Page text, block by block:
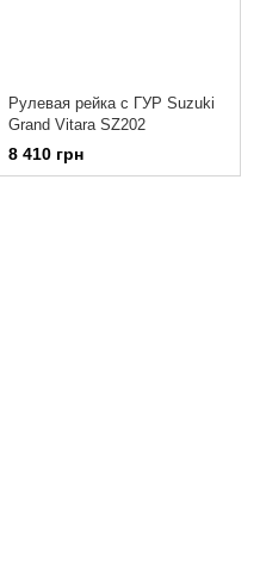
Рулевая рейка с ГУР Suzuki
Grand Vitara SZ202
8 410 грн